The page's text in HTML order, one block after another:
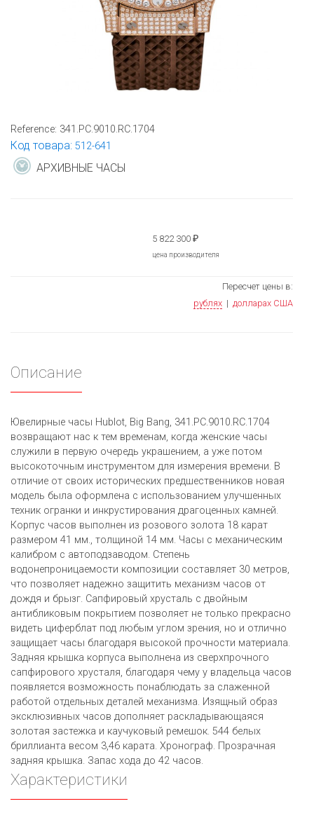
Reference: 341.PC.9010.RC.1704
Код товара: 512-641
АРХИВНЫЕ ЧАСЫ
5 822 300 ₽
цена производителя
Пересчет цены в:
рублях | долларах США
Описание
Ювелирные часы Hublot, Big Bang, 341.PC.9010.RC.1704
возвращают нас к тем временам, когда женские часы
служили в первую очередь украшением, а уже потом
высокоточным инструментом для измерения времени. В
отличие от своих исторических предшественников новая
модель былa оформленa с использованием улучшенных
техник огранки и инкрустирования драгоценных камней.
Корпус часов выполнен из розового золота 18 карат
размером 41 мм., толщиной 14 мм. Часы с механическим
калибром с автоподзаводом. Степень
водонепроницаемости композиции составляет 30 метров,
что позволяет надежно защитить механизм часов от
дождя и брызг. Сапфировый хрусталь с двойным
антибликовым покрытием позволяет не только прекрасно
видеть циферблат под любым углом зрения, но и отлично
защищает часы благодаря высокой прочности материала.
Задняя крышка корпуса выполнена из сверхпрочного
сапфирового хрусталя, благодаря чему у владельца часов
появляется возможность понаблюдать за слаженной
работой отдельных деталей механизма. Изящный образ
эксклюзивных часов дополняет раскладывающаяся
золотая застежка и каучуковый ремешок. 544 белых
бриллианта весом 3,46 каратa. Хронограф. Прозрачная
задняя крышка. Запас хода до 42 часов.
Характеристики